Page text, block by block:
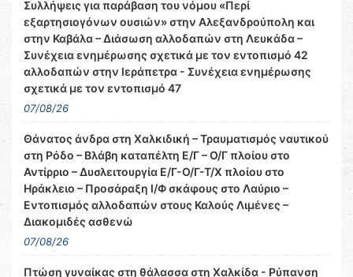
Συλλήψεις για παράβαση του νόμου «Περί
εξαρτησιογόνων ουσιών» στην Αλεξανδρούπολη και
στην Καβάλα – Διάσωση αλλοδαπών στη Λευκάδα –
Συνέχεια ενημέρωσης σχετικά με τον εντοπισμό 42
αλλοδαπών στην Ιεράπετρα - Συνέχεια ενημέρωσης
σχετικά με τον εντοπισμό 47
07/08/26
Θάνατος άνδρα στη Χαλκιδική – Τραυματισμός ναυτικού
στη Ρόδο – Βλάβη καταπέλτη Ε/Γ – Ο/Γ πλοίου στο
Αντίρριο – Δυσλειτουργία Ε/Γ-Ο/Γ-Τ/Χ πλοίου στο
Ηράκλειο – Προσάραξη Ι/Φ σκάφους στο Λαύριο –
Εντοπισμός αλλοδαπών στους Καλούς Λιμένες –
Διακομιδές ασθενώ
07/08/26
Πτώση γυναίκας στη θάλασσα στη Χαλκίδα - Ρύπανση